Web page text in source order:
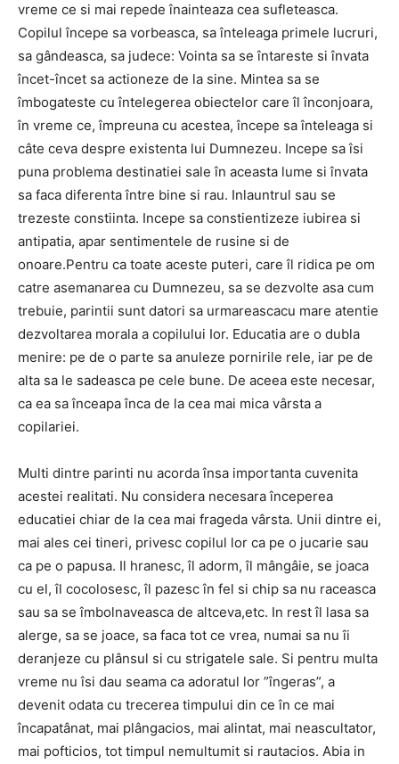
vreme ce si mai repede înainteaza cea sufleteasca.
Copilul începe sa vorbeasca, sa înteleaga primele lucruri,
sa gândeasca, sa judece: Vointa sa se întareste si învata
încet-încet sa actioneze de la sine. Mintea sa se
îmbogateste cu întelegerea obiectelor care îl înconjoara,
în vreme ce, împreuna cu acestea, începe sa înteleaga si
câte ceva despre existenta lui Dumnezeu. Incepe sa îsi
puna problema destinatiei sale în aceasta lume si învata
sa faca diferenta între bine si rau. Inlauntrul sau se
trezeste constiinta. Incepe sa constientizeze iubirea si
antipatia, apar sentimentele de rusine si de
onoare.Pentru ca toate aceste puteri, care îl ridica pe om
catre asemanarea cu Dumnezeu, sa se dezvolte asa cum
trebuie, parintii sunt datori sa urmareascacu mare atentie
dezvoltarea morala a copilului Ior. Educatia are o dubla
menire: pe de o parte sa anuleze pornirile rele, iar pe de
alta sa le sadeasca pe cele bune. De aceea este necesar,
ca ea sa înceapa înca de la cea mai mica vârsta a
copilariei.
Multi dintre parinti nu acorda însa importanta cuvenita
acestei realitati. Nu considera necesara începerea
educatiei chiar de la cea mai frageda vârsta. Unii dintre ei,
mai ales cei tineri, privesc copilul lor ca pe o jucarie sau
ca pe o papusa. Il hranesc, îl adorm, îl mângâie, se joaca
cu el, îl cocolosesc, îl pazesc în fel si chip sa nu raceasca
sau sa se îmbolnaveasca de altceva,etc. In rest îl lasa sa
alerge, sa se joace, sa faca tot ce vrea, numai sa nu îi
deranjeze cu plânsul si cu strigatele sale. Si pentru multa
vreme nu îsi dau seama ca adoratul lor ”îngeras”, a
devenit odata cu trecerea timpului din ce în ce mai
încapatânat, mai plângacios, mai alintat, mai neascultator,
mai pofticios, tot timpul nemultumit si rautacios. Abia in